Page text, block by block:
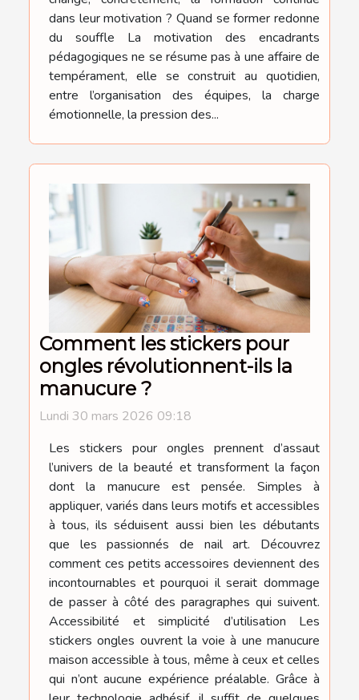
dans leur motivation ? Quand se former redonne
du souffle La motivation des encadrants
pédagogiques ne se résume pas à une affaire de
tempérament, elle se construit au quotidien,
entre l’organisation des équipes, la charge
émotionnelle, la pression des...
Comment les stickers pour
ongles révolutionnent-ils la
manucure ?
Lundi 30 mars 2026 09:18
Les stickers pour ongles prennent d’assaut
l’univers de la beauté et transforment la façon
dont la manucure est pensée. Simples à
appliquer, variés dans leurs motifs et accessibles
à tous, ils séduisent aussi bien les débutants
que les passionnés de nail art. Découvrez
comment ces petits accessoires deviennent des
incontournables et pourquoi il serait dommage
de passer à côté des paragraphes qui suivent.
Accessibilité et simplicité d’utilisation Les
stickers ongles ouvrent la voie à une manucure
maison accessible à tous, même à ceux et celles
qui n’ont aucune expérience préalable. Grâce à